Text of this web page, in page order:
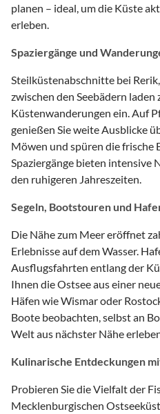
planen – ideal, um die Küste
erleben.
Spaziergänge und
Steilküstenabschnitte bei
zwischen den Seebädern
Küstenwanderungen ein. Auf
genießen Sie weite Ausblicke
Möwen und spüren die frische
Spaziergänge bieten intensive
den ruhigeren Jahreszeiten.
Segeln, Bootstouren und
Die Nähe zum Meer eröffnet
Erlebnisse auf dem Wasser.
Ausflugsfahrten entlang der
Ihnen die Ostsee aus einer
Häfen wie Wismar oder
Boote beobachten, selbst an
Welt aus nächster Nähe
Kulinarische Entdeckungen
Probieren Sie die Vielfalt der
Mecklenburgischen